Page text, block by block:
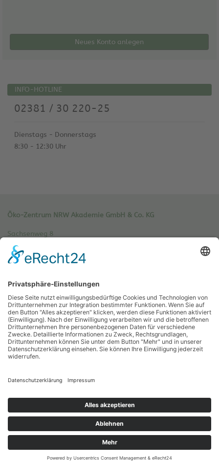
Neues Konto anlegen
INFO-HOTLINE
02381 / 30 220-25
Dienstags - Donnerstags
8:30 - 12:30 Uhr
Öko-Zentrum NRW Akademie GmbH & Co. KG
Sachsenweg 8
59073 Hamm
Tel.: 02381 / 30 220-0
info[at]oe-akademie.de
Vertrag widerrufen
Sitemap
Impressum
Datenschutz
Cookies